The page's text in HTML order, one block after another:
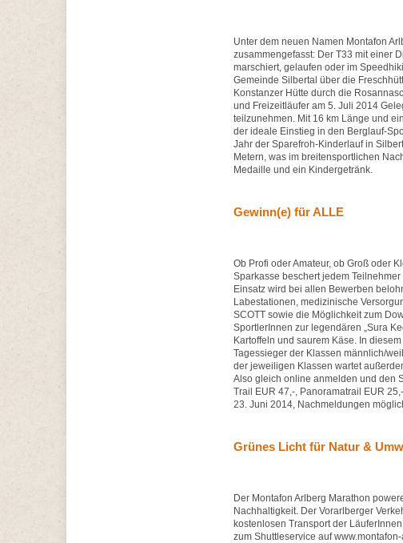
Unter dem neuen Namen Montafon
zusammengefasst: Der T33 mit einer
marschiert, gelaufen oder im
Gemeinde Silbertal über die
Konstanzer Hütte durch die
und Freizeitläufer am 5. Juli 2014
teilzunehmen. Mit 16 km Länge und
der ideale Einstieg in den Berglauf-
Jahr der Sparefroh-Kinderlauf in
Metern, was im breitensportlichen
Medaille und ein Kindergetränk.
Gewinn(e) für ALLE
Ob Profi oder Amateur, ob Groß oder
Sparkasse beschert jedem
Einsatz wird bei allen Bewerben
Labestationen, medizinische
SCOTT sowie die Möglichkeit zum
SportlerInnen zur legendären „Sura
Kartoffeln und saurem Käse. In
Tagessieger der Klassen männlich/
der jeweiligen Klassen wartet
Also gleich online anmelden und den
Trail EUR 47,-, Panoramatrail EUR
23. Juni 2014, Nachmeldungen
Grünes Licht für Natur &
Der Montafon Arlberg Marathon
Nachhaltigkeit. Der Vorarlberger
kostenlosen Transport der
zum Shuttleservice auf